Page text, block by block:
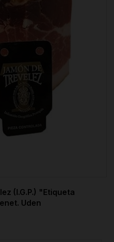
(I.G.P.) "Etiqueta
Uden